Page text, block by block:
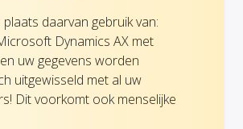
daarvan gebruik van:
Dynamics AX met
uw gegevens worden
uitgewisseld met al uw
Dit voorkomt ook menselijke